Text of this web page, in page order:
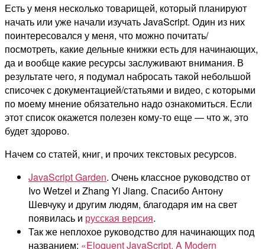
Есть у меня несколько товарищей, который планируют
начать или уже начали изучать JavaScript. Один из них
поинтересовался у меня, что можно почитать/
посмотреть, какие дельные книжки есть для начинающих,
да и вообще какие ресурсы заслуживают внимания. В
результате чего, я подумал набросать такой небольшой
списочек с документацией/статьями и видео, с которыми
по моему мнение обязательно надо ознакомиться. Если
этот список окажется полезен кому-то еще — что ж, это
будет здорово.
Начем со статей, книг, и прочих текстовых ресурсов.
JavaScript Garden. Очень классное руководство от
Ivo Wetzel и Zhang Yi Jiang. Спасибо Антону
Шевчуку и другим людям, благодаря им на свет
появилась и русская версия.
Так же неплохое руководство для начинающих под
названием: «Eloquent JavaScript. A Modern